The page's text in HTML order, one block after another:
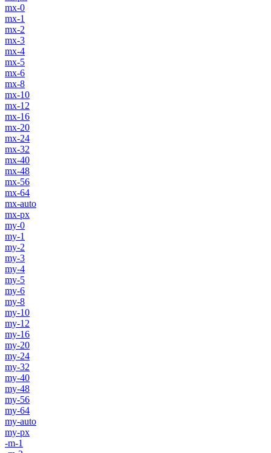
mx-0
mx-1
mx-2
mx-3
mx-4
mx-5
mx-6
mx-8
mx-10
mx-12
mx-16
mx-20
mx-24
mx-32
mx-40
mx-48
mx-56
mx-64
mx-auto
mx-px
my-0
my-1
my-2
my-3
my-4
my-5
my-6
my-8
my-10
my-12
my-16
my-20
my-24
my-32
my-40
my-48
my-56
my-64
my-auto
my-px
-m-1